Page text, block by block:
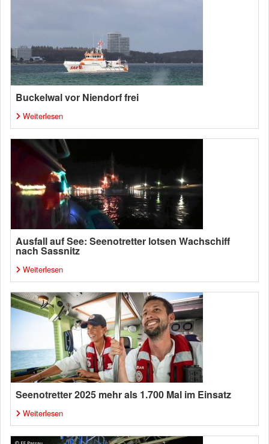
Buckelwal vor Niendorf frei
Weiterlesen
Ausfall auf See: Seenotretter lotsen Wachschiff
nach Sassnitz
Weiterlesen
Seenotretter 2025 mehr als 1.700 Mal im Einsatz
Weiterlesen